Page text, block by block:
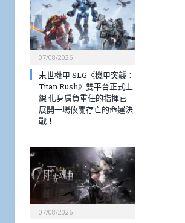
07/08/2026
末世機甲 SLG《機甲突襲：
Titan Rush》雙平台正式上
線 化身肩負重任的指揮官
展開一場攸關存亡的命運決
戰！
07/08/2026